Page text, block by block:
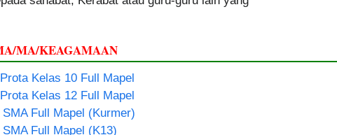
MA/KEAGAMAAN
Prota Kelas 10 Full Mapel
Prota Kelas 12 Full Mapel
SMA Full Mapel (Kurmer)
SMA Full Mapel (K13)